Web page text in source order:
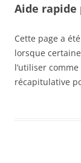
Aide rapide
Cette page a
lorsque
l’utiliser
récapitulative